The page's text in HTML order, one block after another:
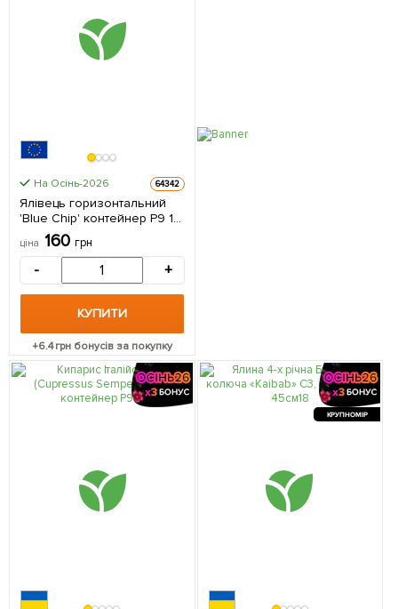
На Осінь-2026 64342
Ялівець горизонтальний
'Blue Chip' контейнер Р9 1
однорічний саджанець в
упаковці
ціна 160 грн
- +
КУПИТИ
+6.4грн бонусів за покупку
КРУПНОМІР